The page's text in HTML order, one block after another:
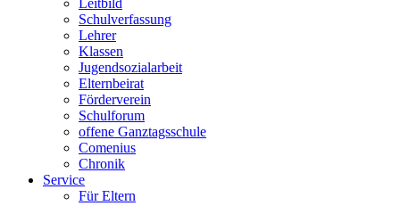
Schulverfassung
Lehrer
Klassen
Jugendsozialarbeit
Elternbeirat
Förderverein
Schulforum
offene Ganztagsschule
Comenius
Chronik
Service
Für Eltern